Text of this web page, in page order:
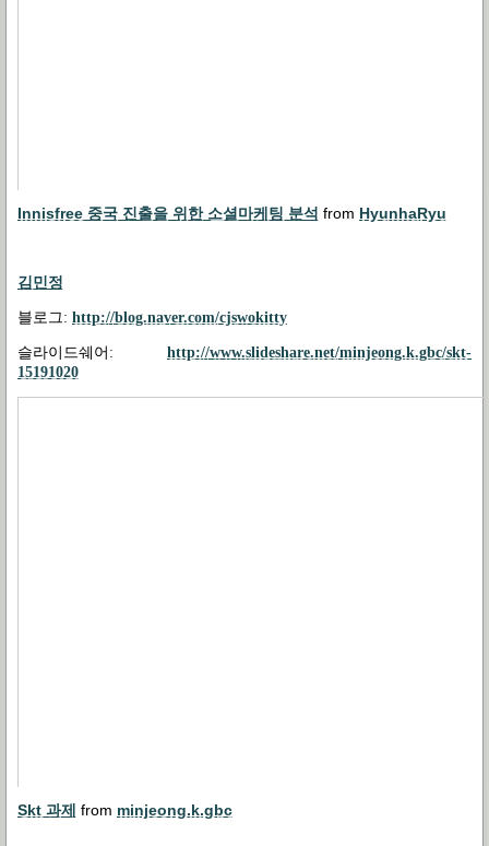
Innisfree 중국 진출을 위한 소셜마케팅 분석 from HyunhaRyu
김민정
블로그: http://blog.naver.com/cjswokitty
슬라이드쉐어 : http://www.slideshare.net/minjeong.k.gbc/skt-
15191020
Skt 과제 from minjeong.k.gbc